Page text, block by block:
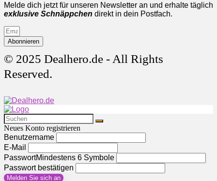
Melde dich jetzt für unseren Newsletter an und erhalte täglich
exklusive Schnäppchen direkt in dein Postfach.
Abonnieren
© 2025 Dealhero.de - All Rights
Reserved.
Neues Konto registrieren
Benutzername
E-Mail
PasswortMindestens 6 Symbole
Passwort bestätigen
Melden Sie sich an